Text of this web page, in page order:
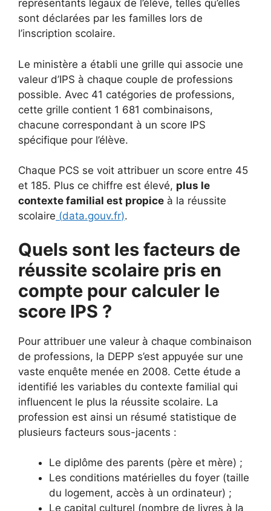
représentants légaux de l’élève, telles qu’elles
sont déclarées par les familles lors de
l’inscription scolaire.
Le ministère a établi une grille qui associe une
valeur d’IPS à chaque couple de professions
possible. Avec 41 catégories de professions,
cette grille contient 1 681 combinaisons,
chacune correspondant à un score IPS
spécifique pour l’élève.
Chaque PCS se voit attribuer un score entre 45
et 185. Plus ce chiffre est élevé, plus le
contexte familial est propice à la réussite
scolaire (data.gouv.fr).
Quels sont les facteurs de
réussite scolaire pris en
compte pour calculer le
score IPS ?
Pour attribuer une valeur à chaque combinaison
de professions, la DEPP s’est appuyée sur une
vaste enquête menée en 2008. Cette étude a
identifié les variables du contexte familial qui
influencent le plus la réussite scolaire. La
profession est ainsi un résumé statistique de
plusieurs facteurs sous-jacents :
Le diplôme des parents (père et mère) ;
Les conditions matérielles du foyer (taille
du logement, accès à un ordinateur) ;
Le capital culturel (nombre de livres à la